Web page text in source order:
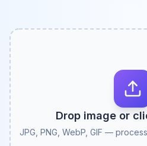
Drop image or
JPG, PNG, WebP, GIF —